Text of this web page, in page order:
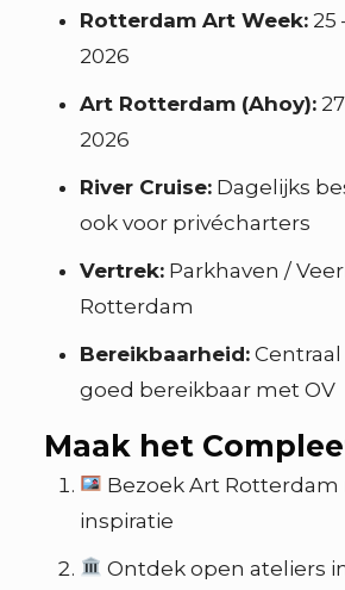
Rotterdam Art Week:25
2026
Art Rotterdam (Ahoy):
2026
River Cruise:Dagelijks
ook voor privécharters
Vertrek:Parkhaven /
Rotterdam
Bereikbaarheid:
goed bereikbaar met OV
Maak het
Bezoek Art Rotterdam
inspiratie
Ontdek open ateliers